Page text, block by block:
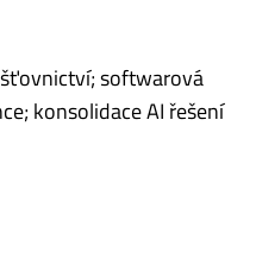
softwarová
konsolidace AI řešení